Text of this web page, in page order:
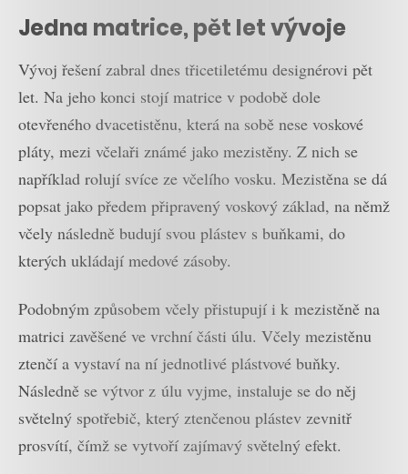
Jedna matrice, pět let vývoje
Vývoj řešení zabral dnes třicetiletému designérovi pět
let. Na jeho konci stojí matrice v podobě dole
otevřeného dvacetistěnu, která na sobě nese voskové
pláty, mezi včelaři známé jako mezistěny. Z nich se
například rolují svíce ze včelího vosku. Mezistěna se dá
popsat jako předem připravený voskový základ, na němž
včely následně budují svou plástev s buňkami, do
kterých ukládají medové zásoby.
Podobným způsobem včely přistupují i k mezistěně na
matrici zavěšené ve vrchní části úlu. Včely mezistěnu
ztenčí a vystaví na ní jednotlivé plástvové buňky.
Následně se výtvor z úlu vyjme, instaluje se do něj
světelný spotřebič, který ztenčenou plástev zevnitř
prosvítí, čímž se vytvoří zajímavý světelný efekt.